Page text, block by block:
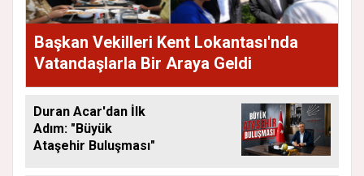
Başkan Vekilleri Kent Lokantası'nda
Vatandaşlarla Bir Araya Geldi
Duran Acar'dan İlk
Adım: "Büyük
Ataşehir Buluşması"